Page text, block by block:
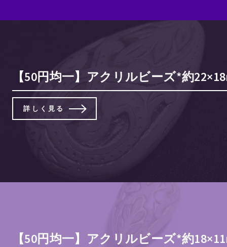
【50円均一】アクリルビーズ*約
詳しく見る
【50円均一】アクリルビーズ*約